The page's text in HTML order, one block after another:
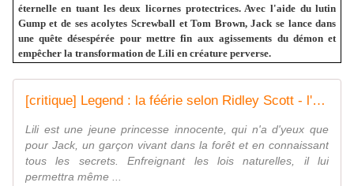
éternelle en tuant les deux licornes protectrices. Avec l'aide du lutin
Gump et de ses acolytes Screwball et Tom Brown, Jack se lance dans
une quête désespérée pour mettre fin aux agissements du démon et
empêcher la transformation de Lili en créature perverse.
[critique] Legend : la féérie selon Ridley Scott - l'Ecran Miroir
Lili est une jeune princesse innocente, qui n'a d'yeux que
pour Jack, un garçon vivant dans la forêt et en connaissant
tous les secrets. Enfreignant les lois naturelles, il lui
permettra même ...